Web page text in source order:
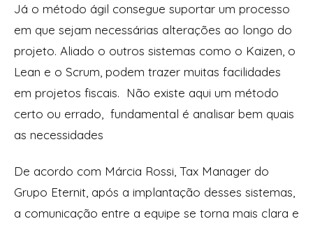
Já o método ágil consegue suportar um processo
em que sejam necessárias alterações ao longo do
projeto. Aliado o outros sistemas como o Kaizen, o
Lean e o Scrum, podem trazer muitas facilidades
em projetos fiscais. Não existe aqui um método
certo ou errado, fundamental é analisar bem quais
as necessidades
De acordo com Márcia Rossi, Tax Manager do
Grupo Eternit, após a implantação desses sistemas,
a comunicação entre a equipe se torna mais clara e